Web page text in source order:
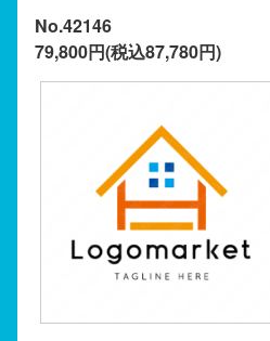
No.42146
79,800円(税込87,780円)